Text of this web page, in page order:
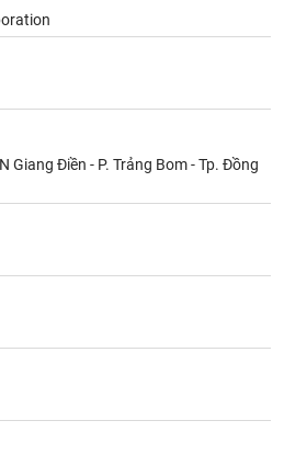
Giang Điền - P. Trảng Bom - Tp. Đồng